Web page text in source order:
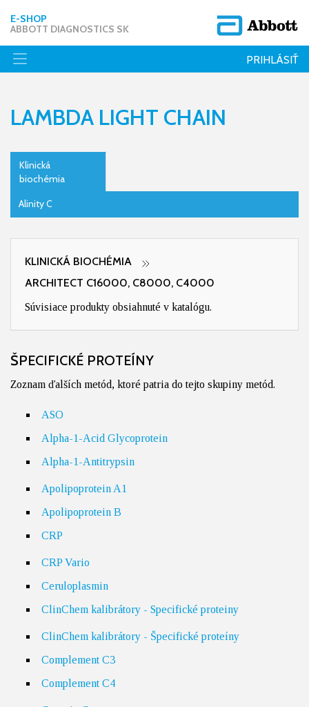
E-SHOP
ABBOTT DIAGNOSTICS SK
PRIHLÁSIŤ
LAMBDA LIGHT CHAIN
Klinická
biochémia
Alinity C
KLINICKÁ BIOCHÉMIA
ARCHITECT C16000, C8000, C4000
Súvisiace produkty obsiahnuté v katalógu.
ŠPECIFICKÉ PROTEÍNY
Zoznam ďalších metód, ktoré patria do tejto skupiny metód.
ASO
Alpha-1-Acid Glycoprotein
Alpha-1-Antitrypsin
Apolipoprotein A1
Apolipoprotein B
CRP
CRP Vario
Ceruloplasmin
ClinChem kalibrátory - Specifické proteiny
ClinChem kalibrátory - Špecifické proteíny
Complement C3
Complement C4